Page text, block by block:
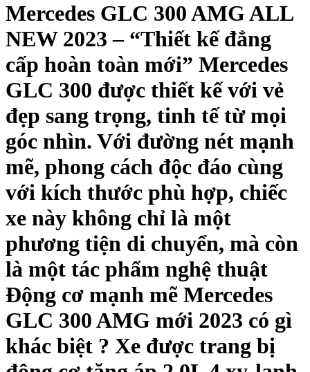
Mercedes GLC 300 AMG ALL
NEW 2023 – “Thiết kế đẳng
cấp hoàn toàn mới” Mercedes
GLC 300 được thiết kế với vẻ
đẹp sang trọng, tinh tế từ mọi
góc nhìn. Với đường nét mạnh
mẽ, phong cách độc đáo cùng
với kích thước phù hợp, chiếc
xe này không chỉ là một
phương tiện di chuyển, mà còn
là một tác phẩm nghệ thuật
Động cơ mạnh mẽ Mercedes
GLC 300 AMG mới 2023 có gì
khác biệt ? Xe được trang bị